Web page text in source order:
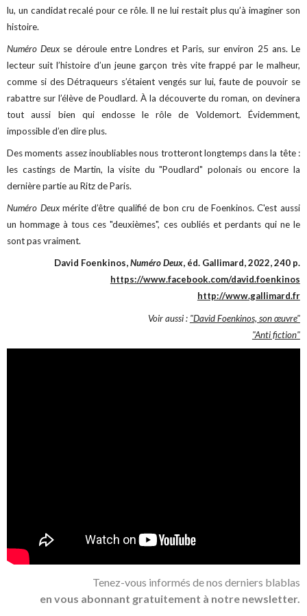
lu, un candidat recalé pour ce rôle. Il ne lui restait plus qu’à imaginer son
histoire.
Numéro Deux se déroule entre Londres et Paris, sur environ 25 ans. Le
lecteur suit l’histoire d’un jeune garçon très vite frappé par le malheur,
comme si des Détraqueurs s’étaient vengés sur lui, faute de pouvoir se
rabattre sur l’élève de Poudlard. À la découverte du roman, on devinera
tout aussi bien qui endosse le rôle de Voldemort. Évidemment,
impossible d’en dire plus.
Des moments assez inoubliables nous trotteront longtemps dans la tête :
les castings de Martin, la visite du "Poudlard" polonais ou encore la
dernière partie au Ritz de Paris.
Numéro Deuxmérite d’être qualifié de bon cru de Foenkinos. C'est aussi
un hommage à tous ces "deuxièmes", ces oubliés et perdants qui ne le
sont pas vraiment.
David Foenkinos,Numéro Deux, éd. Gallimard, 2022, 240 p.
https://www.facebook.com/david.foenkinos
http://www.gallimard.fr
Voir aussi : "David Foenkinos, son œuvre"
"Anti fiction"
Tenez-vous informés de nos derniers blablas
en vous abonnant gratuitement à notre newsletter.